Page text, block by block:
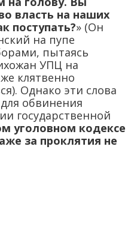
власть на наших
поступать?» (Он
на пупе
пытаясь
УПЦ на
клятвенно
Однако эти слова
обвинения
государственной
уголовном кодексе
за проклятия не